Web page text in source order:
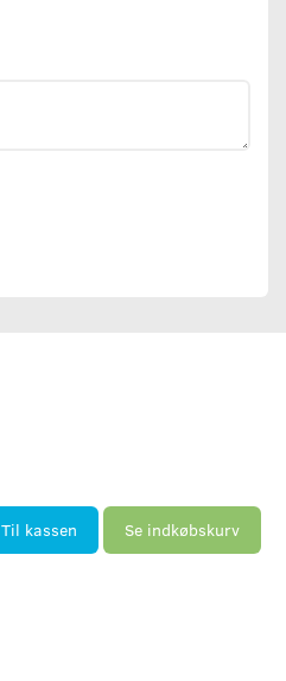
Til kassen Se indkøbskurv